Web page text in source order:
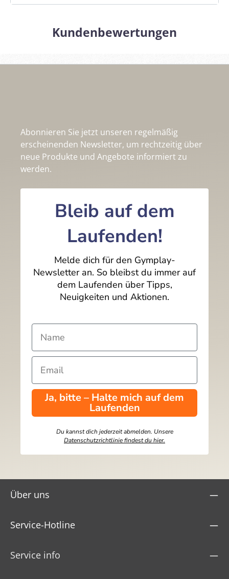
Kundenbewertungen
Abonnieren Sie jetzt unseren regelmäßig
erscheinenden Newsletter, um rechtzeitig über
neue Produkte und Angebote informiert zu
werden.
Bleib auf dem
Laufenden!
Melde dich für den Gymplay-
Newsletter an. So bleibst du immer auf
dem Laufenden über Tipps,
Neuigkeiten und Aktionen.
Ja, bitte – Halte mich auf dem
Laufenden
Du kannst dich jederzeit abmelden. Unsere
Datenschutzrichtlinie findest du hier.
Über uns
Service-Hotline
Service info